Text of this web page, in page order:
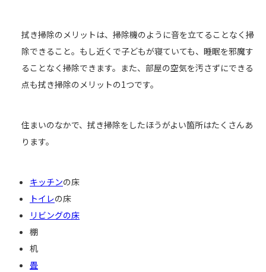
拭き掃除のメリットは、掃除機のように音を立てることなく掃
除できること。もし近くで子どもが寝ていても、睡眠を邪魔す
ることなく掃除できます。また、部屋の空気を汚さずにできる
点も拭き掃除のメリットの1つです。
住まいのなかで、拭き掃除をしたほうがよい箇所はたくさんあ
ります。
キッチンの床
トイレの床
リビングの床
棚
机
畳